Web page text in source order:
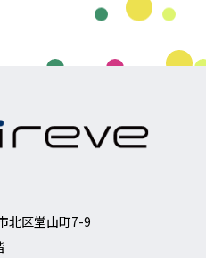
北区堂山町7-9